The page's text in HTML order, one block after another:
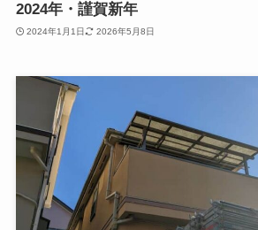
2024年・謹賀新年
2024年1月1日 2026年5月8日